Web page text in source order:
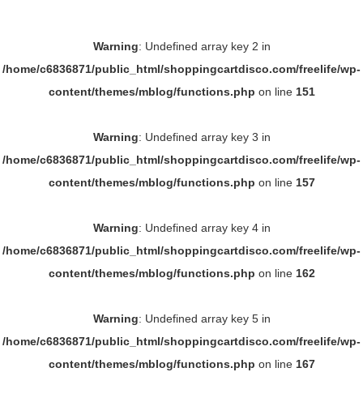
Warning: Undefined array key 2 in
/home/c6836871/public_html/shoppingcartdisco.com/freelife/wp-
content/themes/mblog/functions.php on line 151
Warning: Undefined array key 3 in
/home/c6836871/public_html/shoppingcartdisco.com/freelife/wp-
content/themes/mblog/functions.php on line 157
Warning: Undefined array key 4 in
/home/c6836871/public_html/shoppingcartdisco.com/freelife/wp-
content/themes/mblog/functions.php on line 162
Warning: Undefined array key 5 in
/home/c6836871/public_html/shoppingcartdisco.com/freelife/wp-
content/themes/mblog/functions.php on line 167